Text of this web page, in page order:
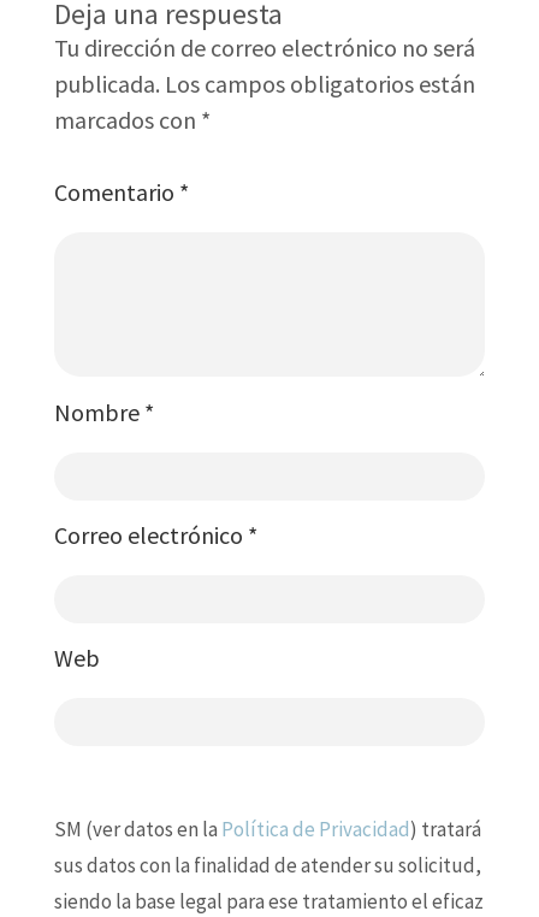
Deja una respuesta
Tu dirección de correo electrónico no será
publicada. Los campos obligatorios están
marcados con *
Comentario *
Nombre *
Correo electrónico *
Web
SM (ver datos en la Política de Privacidad) tratará
sus datos con la finalidad de atender su solicitud,
siendo la base legal para ese tratamiento el eficaz